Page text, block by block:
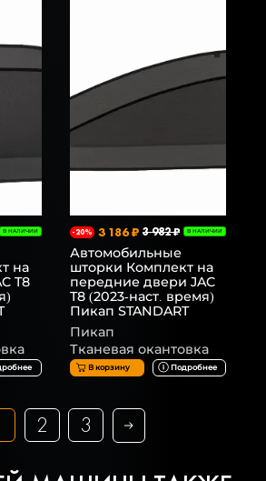
В НАЛИЧИИ
на
T8
-20% 3 186 ₽ 3 982 ₽ В НАЛИЧИИ
Автомобильные
шторки Комплект на
передние двери JAC
T8 (2023-наст. время)
Пикап STANDART
Пикап
Тканевая окантовка
В корзину Подробнее
2 3